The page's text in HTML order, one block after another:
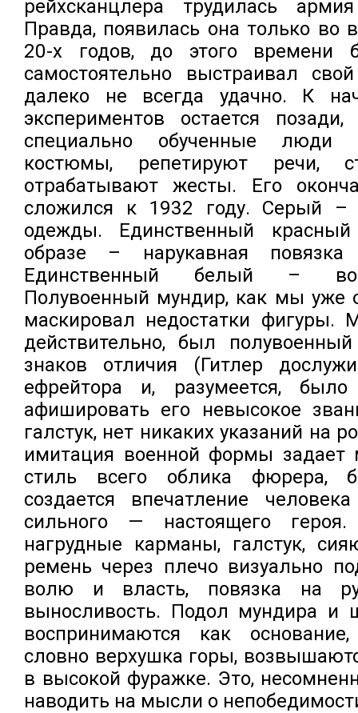
рейхсканцлера трудилась
Правда, появилась она только во
20-х годов, до этого времени
самостоятельно выстраивал
далеко не всегда удачно. К
экспериментов остается
специально обученные люди
костюмы, репетируют речи,
отрабатывают жесты. Его
сложился к 1932 году. Серый
одежды. Единственный
образе – нарукавная повязка
Единственный белый –
Полувоенный мундир, как мы уже
маскировал недостатки фигуры.
действительно, был
знаков отличия (Гитлер
ефрейтора и, разумеется,
афишировать его невысокое
галстук, нет никаких указаний на
имитация военной формы задает
стиль всего облика фюрера,
создается впечатление
сильного — настоящего
нагрудные карманы, галстук,
ремень через плечо визуально
волю и власть, повязка на
выносливость. Подол мундира и
воспринимаются как
словно верхушка горы,
в высокой фуражке. Это,
наводить на мысли о